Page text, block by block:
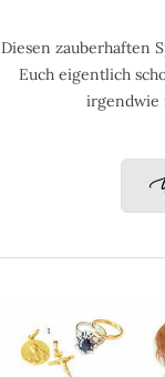
Diesen zauberhaften
Euch eigentlich
irgendwie